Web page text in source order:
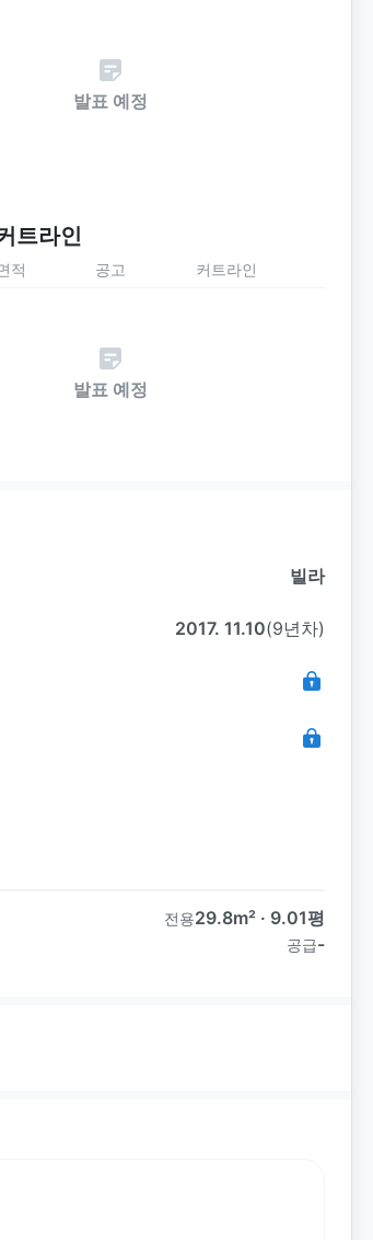
발표 예정
트라인
적 공고 커트라인
발표 예정
빌라
2017. 11.10(9년차)
전용29.8m² · 9.01평
공급-